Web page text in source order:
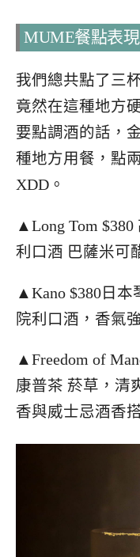
MUME餐點表
我們總共點了三
竟然在這種地方
要點調酒的話，
種地方用餐，點
XDD。
▲Long Tom
利口酒 巴薩米可
▲Kano $380日本
院利口酒，香氣
▲Freedom of
康普茶 菸草，清
香與威士忌酒香